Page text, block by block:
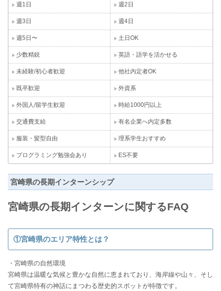
週1日 週2日
週3日 週4日
週5日〜 土日OK
少数精鋭 英語・語学を活かせる
未経験/初心者歓迎 他社内定者OK
既卒歓迎 外資系
外国人/留学生歓迎 時給1000円以上
交通費支給 有名企業へ内定多数
服装・髪型自由 理系学生おすすめ
プログラミング勉強会あり ES不要
宮崎県の長期インターンシップ
宮崎県の⻑期インターンに関するFAQ
①宮崎県のエリア特性とは？
・宮崎県の自然環境
宮崎県は温暖な気候と豊かな自然に恵まれており、海岸線や山々、そし
て宮崎県特有の神話にまつわる歴史的スポットが特徴です。